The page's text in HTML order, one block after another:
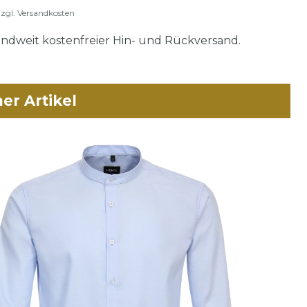
Versandkosten
kostenfreier Hin- und Rückversand.
Artikel